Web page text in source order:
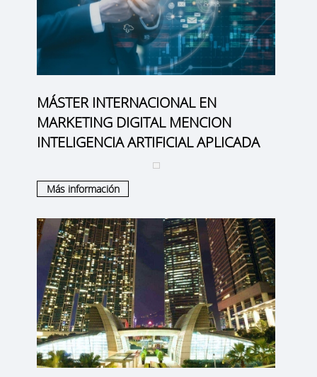
MÁSTER INTERNACIONAL EN
MARKETING DIGITAL MENCION
INTELIGENCIA ARTIFICIAL APLICADA
Más información